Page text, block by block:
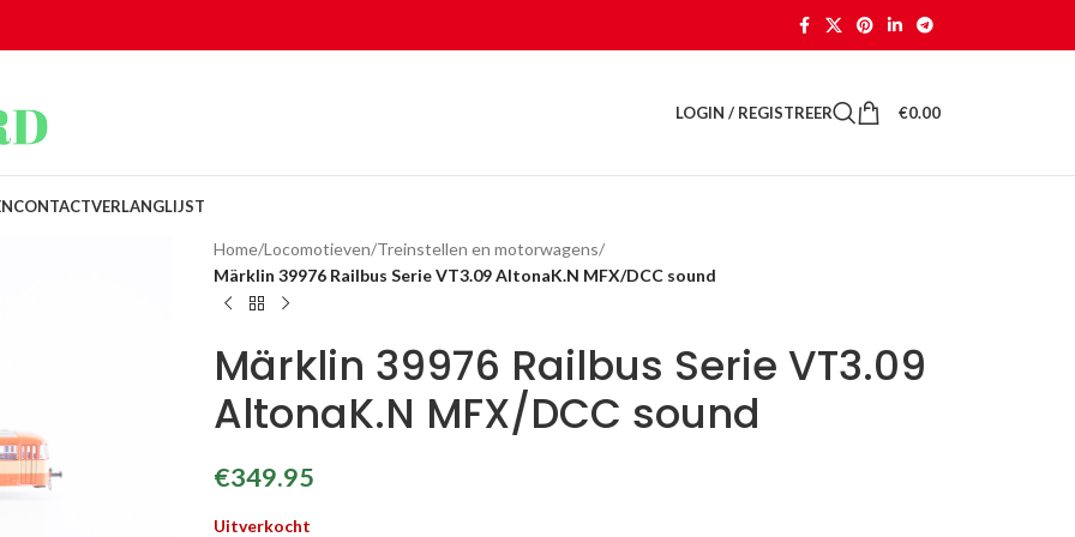
LOGIN / REGISTREER €0.00
CONTACTVERLANGLIJST
Home/Locomotieven/Treinstellen en motorwagens/
Märklin 39976 Railbus Serie VT3.09 AltonaK.N MFX/DCC sound
Märklin 39976 Railbus Serie VT3.09
AltonaK.N MFX/DCC sound
€349.95
Uitverkocht